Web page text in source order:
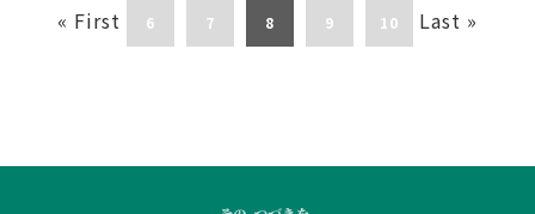
« First 6 7 8 9 10 Last »